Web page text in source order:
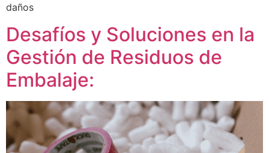
daños
Desafíos y Soluciones en la
Gestión de Residuos de
Embalaje: